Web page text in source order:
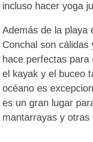
incluso hacer yoga
Además de la playa
Conchal son
hace perfectas
el kayak y el buceo
océano es
es un gran lugar
mantarrayas y otras